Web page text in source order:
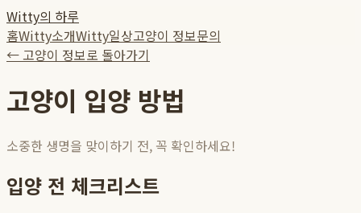
Witty의 하루
홈Witty소개Witty일상고양이 정보문의
← 고양이 정보로 돌아가기
고양이 입양 방법
소중한 생명을 맞이하기 전, 꼭 확인하세요!
입양 전 체크리스트